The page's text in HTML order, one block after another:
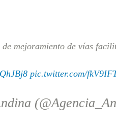
mejoramiento de vías
pic.twitter.com/